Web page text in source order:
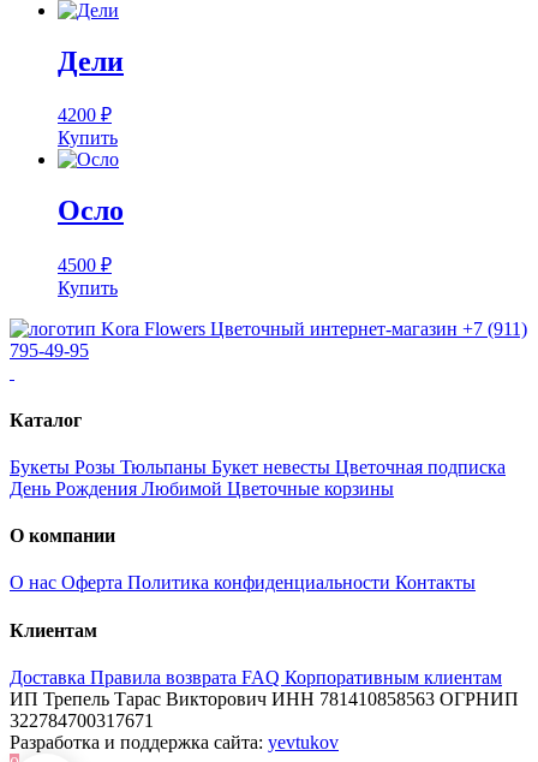
Дели
4200 ₽
Купить
Осло
4500 ₽
Купить
Цветочный интернет-магазин +7 (911)
795-49-95
Каталог
Букеты Розы Тюльпаны Букет невесты Цветочная подписка
День Рождения Любимой Цветочные корзины
О компании
О нас Оферта Политика конфиденциальности Контакты
Клиентам
Доставка Правила возврата FAQ Корпоративным клиентам
ИП Трепель Тарас Викторович ИНН 781410858563 ОГРНИП
322784700317671
Разработка и поддержка сайта: yevtukov